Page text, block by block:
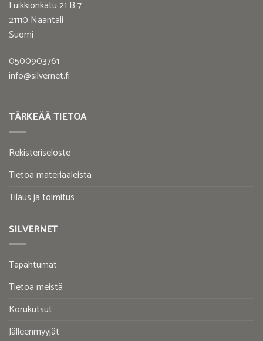
Luikkionkatu 21 B 7
21110 Naantali
Suomi
0500903761
info@silvernet.fi
TÄRKEÄÄ TIETOA
Rekisteriseloste
Tietoa materiaaleista
Tilaus ja toimitus
SILVERNET
Tapahtumat
Tietoa meistä
Korukutsut
Jälleenmyyjät